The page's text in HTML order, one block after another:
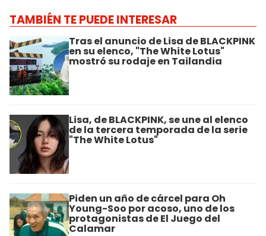
TAMBIÉN TE PUEDE INTERESAR
Tras el anuncio de Lisa de BLACKPINK
en su elenco, "The White Lotus"
mostró su rodaje en Tailandia
Lisa, de BLACKPINK, se une al elenco
de la tercera temporada de la serie
"The White Lotus"
Piden un año de cárcel para Oh
Young-Soo por acoso, uno de los
protagonistas de El Juego del
Calamar